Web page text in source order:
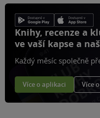
Knihy, recenze a
ve vaší kapse a
Každý měsíc společně
Více o aplikaci Více